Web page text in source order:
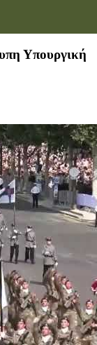
Υπουργική